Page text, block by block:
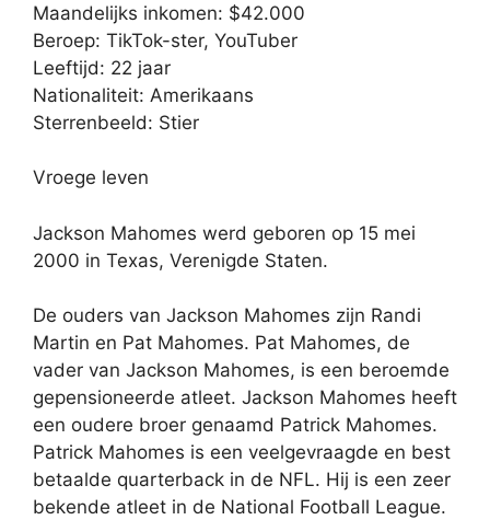
Maandelijks inkomen: $42.000
Beroep: TikTok-ster, YouTuber
Leeftijd: 22 jaar
Nationaliteit: Amerikaans
Sterrenbeeld: Stier
Vroege leven
Jackson Mahomes werd geboren op 15 mei
2000 in Texas, Verenigde Staten.
De ouders van Jackson Mahomes zijn Randi
Martin en Pat Mahomes. Pat Mahomes, de
vader van Jackson Mahomes, is een beroemde
gepensioneerde atleet. Jackson Mahomes heeft
een oudere broer genaamd Patrick Mahomes.
Patrick Mahomes is een veelgevraagde en best
betaalde quarterback in de NFL. Hij is een zeer
bekende atleet in de National Football League.